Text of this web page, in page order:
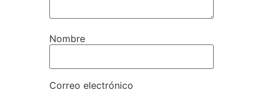
Nombre
Correo electrónico